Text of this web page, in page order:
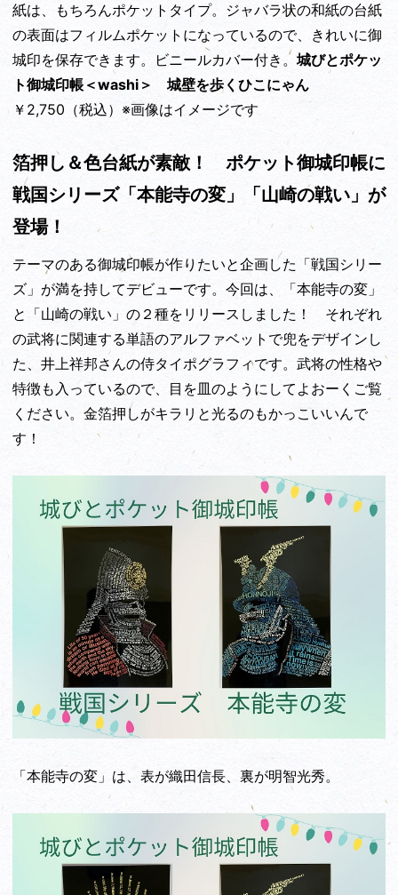
紙は、もちろんポケットタイプ。ジャバラ状の和紙の台紙
の表面はフィルムポケットになっているので、きれいに御
城印を保存できます。ビニールカバー付き。 城びとポケッ
ト御城印帳＜washi＞ 城壁を歩くひこにゃん
￥2,750（税込）※画像はイメージです
箔押し＆色台紙が素敵！ ポケット御城印帳に
戦国シリーズ「本能寺の変」「山崎の戦い」が
登場！
テーマのある御城印帳が作りたいと企画した「戦国シリー
ズ」が満を持してデビューです。今回は、「本能寺の変」
と「山崎の戦い」の２種をリリースしました！ それぞれ
の武将に関連する単語のアルファベットで兜をデザインし
た、井上祥邦さんの侍タイポグラフィです。武将の性格や
特徴も入っているので、目を皿のようにしてよおーくご覧
ください。金箔押しがキラリと光るのもかっこいいんで
す！
「本能寺の変」は、表が織田信長、裏が明智光秀。